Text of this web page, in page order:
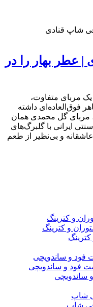
عطر بهار را در
مربای متفاوت،
داشته
مربای گل محمدی همان
ایرانی با گلبرگ‌های
و بی‌نظیر از طعم
و کترینگ
و کترینگ
فود و ساندویچی
فود و ساندویچی
ساندویچی
شاپ